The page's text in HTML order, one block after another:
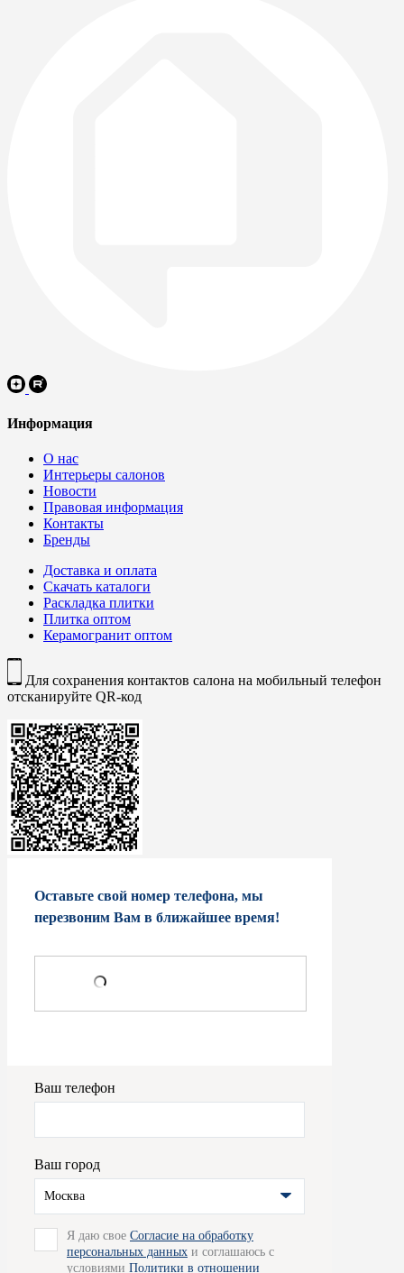
Информация
О нас
Интерьеры салонов
Новости
Правовая информация
Контакты
Бренды
Доставка и оплата
Скачать каталоги
Раскладка плитки
Плитка оптом
Керамогранит оптом
Для сохранения контактов салона на мобильный телефон
отсканируйте QR-код
Оставьте свой номер телефона, мы
перезвоним Вам в ближайшее время!
Ваш телефон
Ваш город
Москва
Я даю свое Согласие на обработку
персональных данных и соглашаюсь с
условиями Политики в отношении